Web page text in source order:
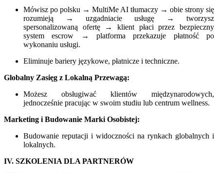
Mówisz po polsku → MultiMe AI tłumaczy → obie strony się
rozumieją → uzgadniacie usługę → tworzysz
spersonalizowaną ofertę → klient płaci przez bezpieczny
system escrow → platforma przekazuje płatność po
wykonaniu usługi.
Eliminuje bariery językowe, płatnicze i techniczne.
Globalny Zasięg z Lokalną Przewagą:
Możesz obsługiwać klientów międzynarodowych,
jednocześnie pracując w swoim studiu lub centrum wellness.
Marketing i Budowanie Marki Osobistej:
Budowanie reputacji i widoczności na rynkach globalnych i
lokalnych.
IV. SZKOLENIA DLA PARTNERÓW